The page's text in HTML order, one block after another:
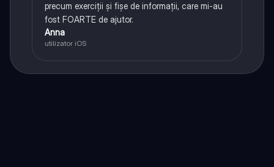
precum exerciții și fișe de informații, care mi-au
fost FOARTE de ajutor.
Anna
utilizator iOS